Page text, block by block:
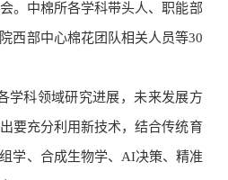
。中棉所各学科带头人、职能部
西部中心棉花团队相关人员等30
学科领域研究进展，未来发展方
要充分利用新技术，结合传统育
学、合成生物学、AI决策、精准